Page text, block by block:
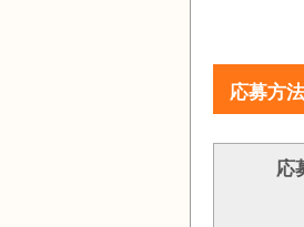
応募方法
応